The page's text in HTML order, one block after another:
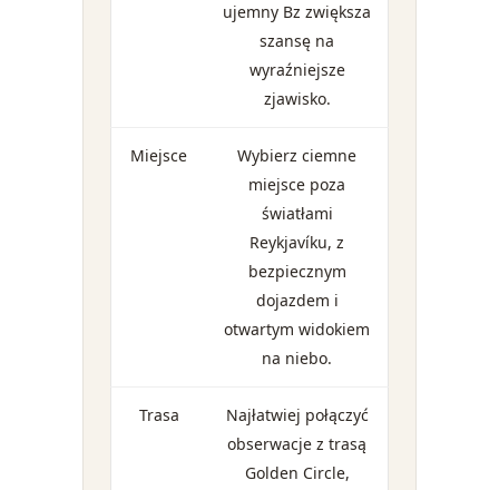
ujemny Bz zwiększa
szansę na
wyraźniejsze
zjawisko.
Miejsce
Wybierz ciemne
miejsce poza
światłami
Reykjavíku, z
bezpiecznym
dojazdem i
otwartym widokiem
na niebo.
Trasa
Najłatwiej połączyć
obserwacje z trasą
Golden Circle,